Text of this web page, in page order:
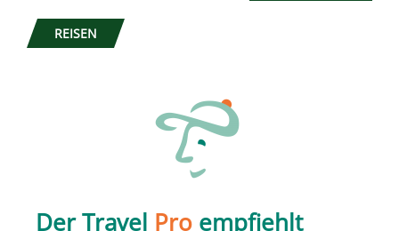
REISEN
Der Travel Pro empfiehlt